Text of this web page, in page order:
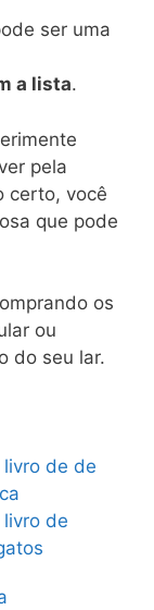
ser uma
a lista.
pela
certo, você
que pode
os
ou
do seu lar.
livro de de
livro de